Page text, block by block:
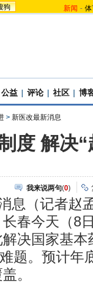
狗 新闻 -
公益 | 评论 | 社区 | 博
> 新医改最新消息
度 解决
我来说两句(0)
（记者赵
长春今天（8
决国家基本
题。预计年
。